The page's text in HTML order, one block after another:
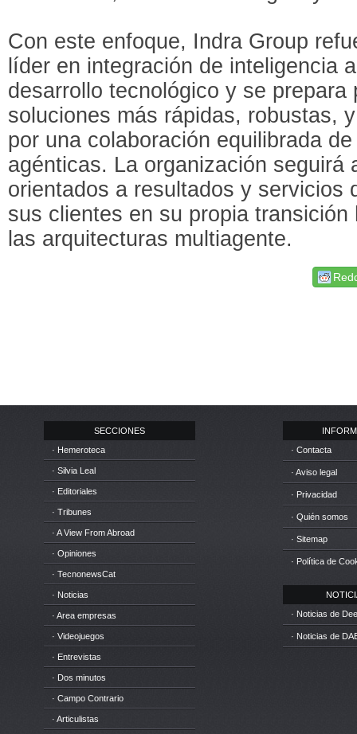
Con este enfoque, Indra Group
líder en integración de inteligencia
desarrollo tecnológico y se
soluciones más rápidas, robustas,
por una colaboración equilibrada
agénticas. La organización seguirá
orientados a resultados y servicios
sus clientes en su propia
las arquitecturas multiagente.
SECCIONES
· Hemeroteca
· Silvia Leal
· Editoriales
· Tribunes
· A View From Abroad
· Opiniones
· TecnonewsCat
· Noticias
· Area empresas
· Videojuegos
· Entrevistas
· Dos minutos
· Campo Contrario
· Articulistas
· Contacta
· Aviso legal
· Privacidad
· Quién somos
· Sitemap
· Política de
· Noticias de
· Noticias de